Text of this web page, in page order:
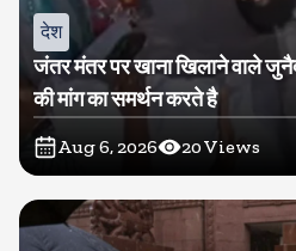
देश
जंतर मंतर पर खाना खिलाने वाले
की मांग का समर्थन करते है
Aug 6, 2026 20Views